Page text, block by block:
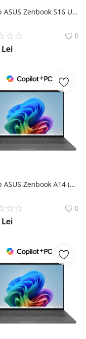
Laptop ASUS Zenbook S16 UM5606WA | AI PC ASUS
0
Lei
Laptop ASUS Zenbook A14 (UX3407); Copilot+ PC ASUS
0
Lei